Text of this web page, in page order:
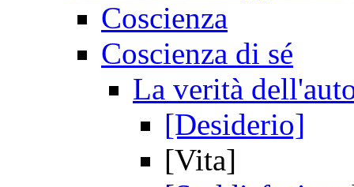
Coscienza
Coscienza di sé
La verità
[Desiderio]
[Vita]